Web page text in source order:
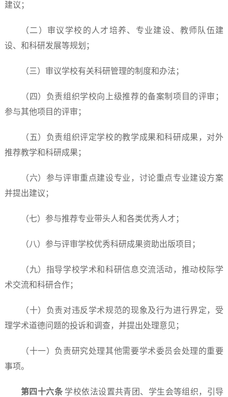
建议；
（二）审议学校的人才培养、专业建设、教师队伍建
设、和科研发展等规划；
（三）审议学校有关科研管理的制度和办法；
（四）负责组织学校向上级推荐的备案制项目的评审；
参与其他项目的评审；
（五）负责组织评定学校的教学成果和科研成果，对外
推荐教学和科研成果；
（六）参与评审重点建设专业，讨论重点专业建设方案
并提出建议；
（七）参与推荐专业带头人和各类优秀人才；
（八）参与评审学校优秀科研成果资助出版项目；
（九）指导学校学术和科研信息交流活动，推动校际学
术交流和科研合作；
（十）负责对违反学术规范的现象及行为进行界定，受
理学术道德问题的投诉和调查，并提出处理意见；
（十一）负责研究处理其他需要学术委员会处理的重要
事项。
第四十六条 学校依法设置共青团、学生会等组织，引导